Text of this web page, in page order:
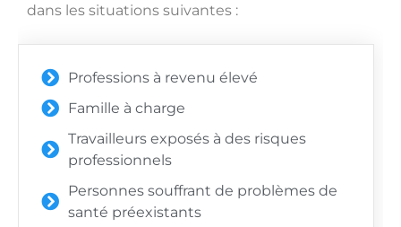
dans les situations suivantes :
Professions à revenu élevé
Famille à charge
Travailleurs exposés à des risques
professionnels
Personnes souffrant de problèmes de
santé préexistants